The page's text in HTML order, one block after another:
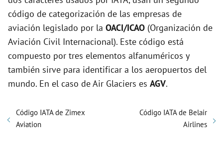
código de categorización de las empresas de
aviación legislado por la OACI/ICAO (Organización de
Aviación Civil Internacional). Este código está
compuesto por tres elementos alfanuméricos y
también sirve para identificar a los aeropuertos del
mundo. En el caso de Air Glaciers es AGV.
Código IATA de Zimex
Aviation
Código IATA de Belair
Airlines